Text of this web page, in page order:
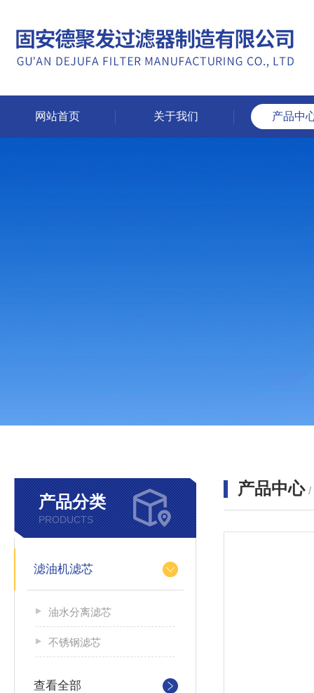
网站首页 关于我们 产品中
产品分类
PRODUCTS
滤油机滤芯
油水分离滤芯
不锈钢滤芯
查看全部
产品中心 /